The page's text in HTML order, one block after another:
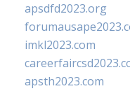
apsdfd2023.org
imkl2023.com
apsth2023.com